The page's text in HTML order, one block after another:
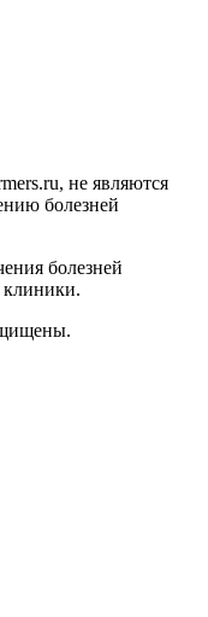
не являются
болезней
болезней
клиники.